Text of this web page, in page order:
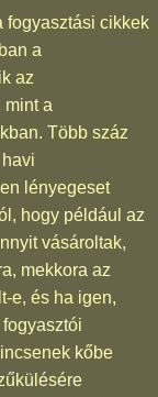
fogyasztási cikkek
a
az
a
Több száz
lényegeset
hogy például az
vásároltak,
mekkora az
e, és ha igen,
kőbe